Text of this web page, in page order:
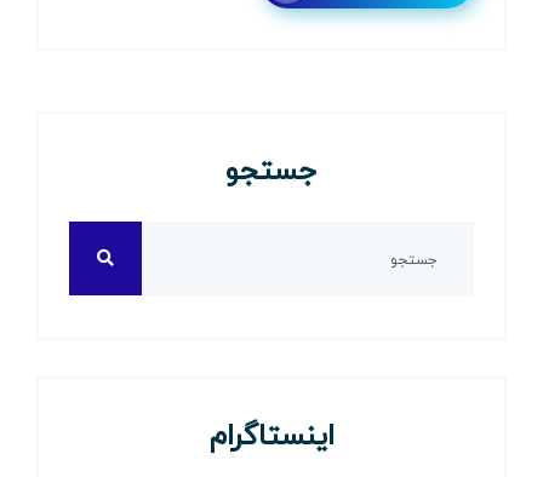
جستجو
اینستاگرام